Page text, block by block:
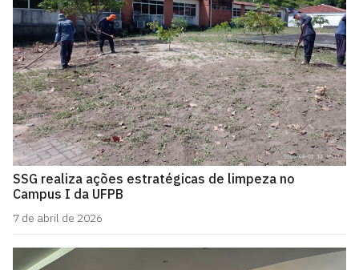
SSG realiza ações estratégicas de limpeza no
Campus I da UFPB
7 de abril de 2026